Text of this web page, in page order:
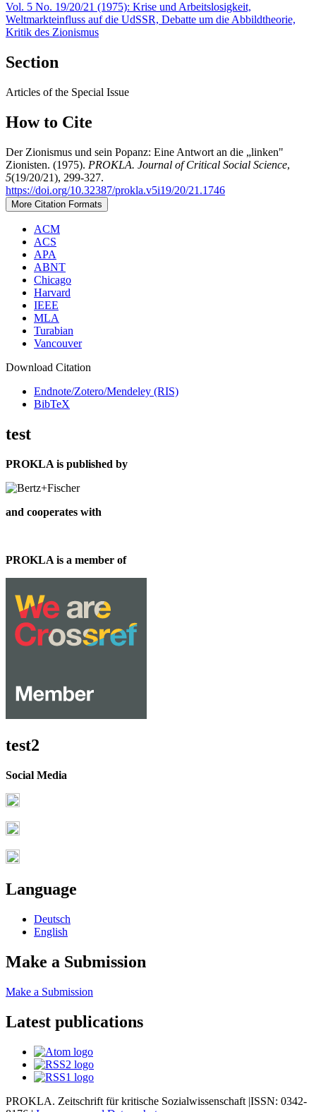
Vol. 5 No. 19/20/21 (1975): Krise und Arbeitslosigkeit,
Weltmarkteinfluss auf die UdSSR, Debatte um die Abbildtheorie,
Kritik des Zionismus
Section
Articles of the Special Issue
How to Cite
Der Zionismus und sein Popanz: Eine Antwort an die „linken"
Zionisten. (1975). PROKLA. Journal of Critical Social Science,
5(19/20/21), 299-327.
https://doi.org/10.32387/prokla.v5i19/20/21.1746
More Citation Formats
ACM
ACS
APA
ABNT
Chicago
Harvard
IEEE
MLA
Turabian
Vancouver
Download Citation
Endnote/Zotero/Mendeley (RIS)
BibTeX
test
PROKLA is published by
and cooperates with
PROKLA is a member of
test2
Social Media
Language
Deutsch
English
Make a Submission
Make a Submission
Latest publications
PROKLA. Zeitschrift für kritische Sozialwissenschaft |ISSN: 0342-